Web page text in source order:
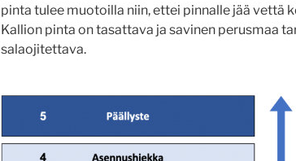
pinta tulee muotoilla niin, ettei pinnalle jää vettä
Kallion pinta on tasattava ja savinen perusmaa
salaojitettava.